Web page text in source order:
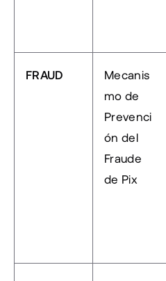
FRAUD
Mecanis
mo de
Prevenci
ón del
Fraude
de Pix